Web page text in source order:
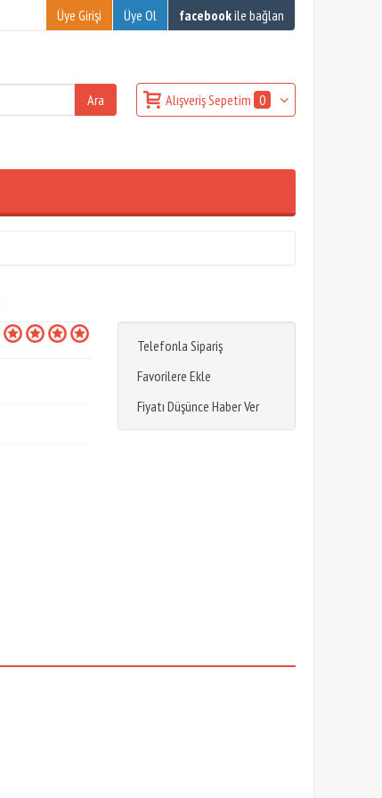
Üye Girişi Üye Ol facebookile bağlan
Alışveriş Sepetim 0
Telefonla Sipariş
Favorilere Ekle
Fiyatı Düşünce Haber Ver